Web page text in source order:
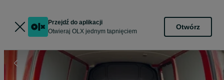
Przejdź do aplikacji
Otwieraj OLX jednym tapnięciem
Otwórz